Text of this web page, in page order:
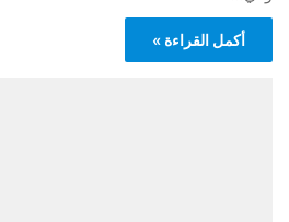
أكمل القراءة »